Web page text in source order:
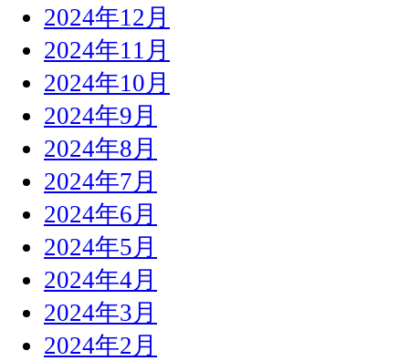
2024年12月
2024年11月
2024年10月
2024年9月
2024年8月
2024年7月
2024年6月
2024年5月
2024年4月
2024年3月
2024年2月